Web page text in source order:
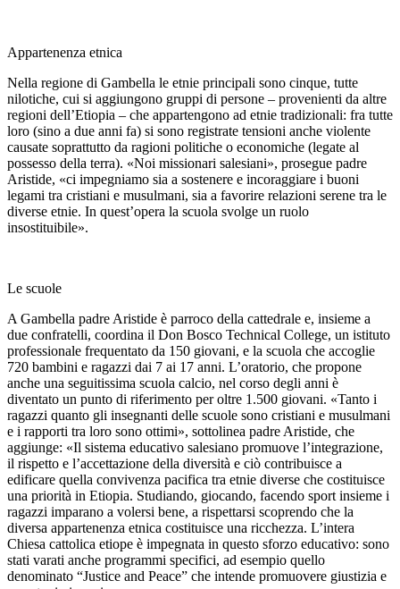
Appartenenza etnica
Nella regione di Gambella le etnie principali sono cinque, tutte
nilotiche, cui si aggiungono gruppi di persone – provenienti da altre
regioni dell’Etiopia – che appartengono ad etnie tradizionali: fra tutte
loro (sino a due anni fa) si sono registrate tensioni anche violente
causate soprattutto da ragioni politiche o economiche (legate al
possesso della terra). «Noi missionari salesiani», prosegue padre
Aristide, «ci impegniamo sia a sostenere e incoraggiare i buoni
legami tra cristiani e musulmani, sia a favorire relazioni serene tra le
diverse etnie. In quest’opera la scuola svolge un ruolo
insostituibile».
Le scuole
A Gambella padre Aristide è parroco della cattedrale e, insieme a
due confratelli, coordina il Don Bosco Technical College, un istituto
professionale frequentato da 150 giovani, e la scuola che accoglie
720 bambini e ragazzi dai 7 ai 17 anni. L’oratorio, che propone
anche una seguitissima scuola calcio, nel corso degli anni è
diventato un punto di riferimento per oltre 1.500 giovani. «Tanto i
ragazzi quanto gli insegnanti delle scuole sono cristiani e musulmani
e i rapporti tra loro sono ottimi», sottolinea padre Aristide, che
aggiunge: «Il sistema educativo salesiano promuove l’integrazione,
il rispetto e l’accettazione della diversità e ciò contribuisce a
edificare quella convivenza pacifica tra etnie diverse che costituisce
una priorità in Etiopia. Studiando, giocando, facendo sport insieme i
ragazzi imparano a volersi bene, a rispettarsi scoprendo che la
diversa appartenenza etnica costituisce una ricchezza. L’intera
Chiesa cattolica etiope è impegnata in questo sforzo educativo: sono
stati varati anche programmi specifici, ad esempio quello
denominato “Justice and Peace” che intende promuovere giustizia e